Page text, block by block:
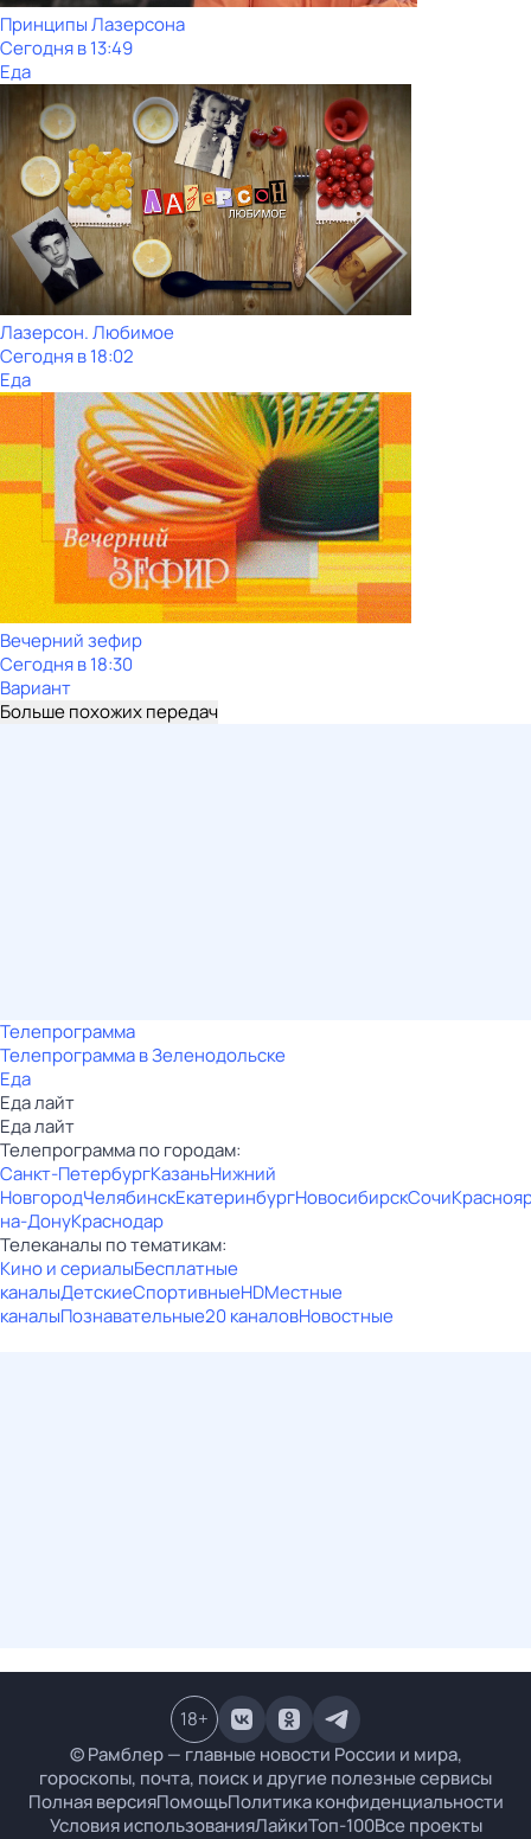
Принципы Лазерсона
Сегодня в 13:49
Еда
Лазерсон. Любимое
Сегодня в 18:02
Еда
Вечерний зефир
Сегодня в 18:30
Вариант
Больше похожих передач
Телепрограмма
Телепрограмма в Зеленодольске
Еда
Еда лайт
Еда лайт
Телепрограмма по городам:
Санкт-ПетербургКазаньНижний
НовгородЧелябинскЕкатеринбургНовосибирскСочи
на-ДонуКраснодар
Телеканалы по тематикам:
Кино и сериалыБесплатные
каналыДетскиеСпортивныеHDМестные
каналыПознавательные20 каналовНовостные
© Рамблер — главные новости России и мира,
гороскопы, почта, поиск и другие полезные сервисы
Полная версияПомощьПолитика конфиденциальности
Условия использованияЛайкиТоп-100Все проекты
18+